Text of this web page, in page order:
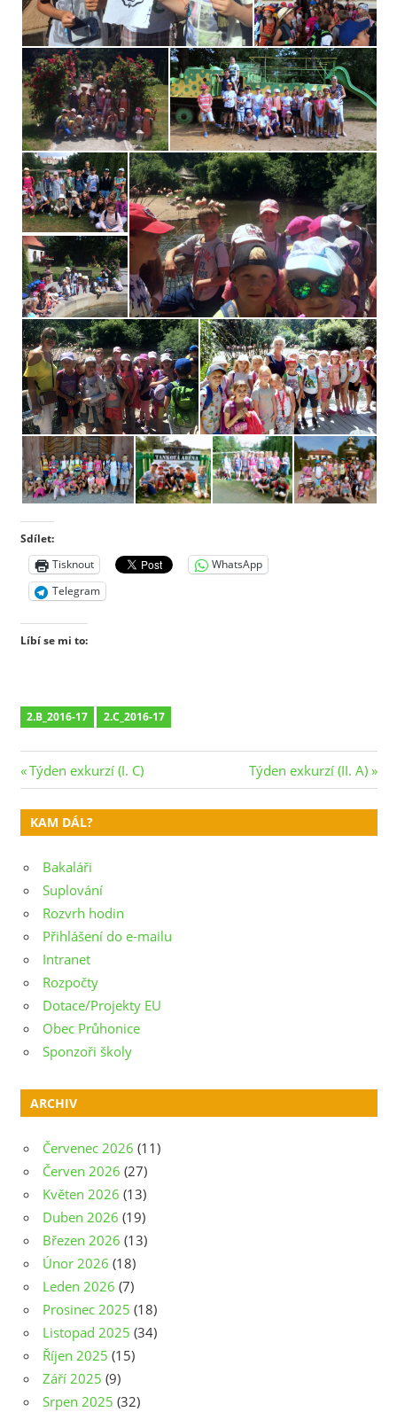
Sdílet:
Tisknout
WhatsApp
Telegram
Líbí se mi to:
2.B_2016-17 2.C_2016-17
Navigace
pro
příspěvek
Previous
Post:
Týden exkurzí (I. C)
Next
Post:
Týden exkurzí (II. A)
KAM DÁL?
Bakaláři
Suplování
Rozvrh hodin
Přihlášení do e-mailu
Intranet
Rozpočty
Dotace/Projekty EU
Obec Průhonice
Sponzoři školy
ARCHIV
Červenec 2026 (11)
Červen 2026 (27)
Květen 2026 (13)
Duben 2026 (19)
Březen 2026 (13)
Únor 2026 (18)
Leden 2026 (7)
Prosinec 2025 (18)
Listopad 2025 (34)
Říjen 2025 (15)
Září 2025 (9)
Srpen 2025 (32)